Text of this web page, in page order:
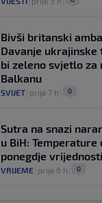
Bivši britanski
Davanje
bi zeleno svjetlo za
Balkanu
SVIJET prije 7 h 0
Sutra na snazi
u BiH: Temperature
ponegdje
VRIJEME prije 6 h 0